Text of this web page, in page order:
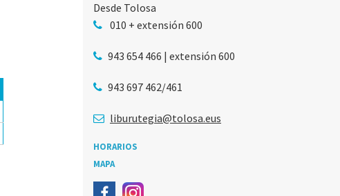
Desde Tolosa
010 + extensión 600
943 654 466 | extensión 600
943 697 462/461
liburutegia@tolosa.eus
HORARIOS
MAPA